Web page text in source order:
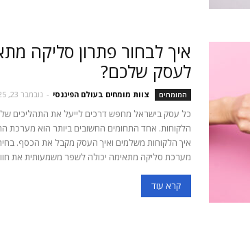
איך לבחור פתרון סליקה
לעסק שלכם?
המומחים צוות מומחים בעולם הפיננסי - נובמבר 23, 2025
כל עסק בישראל מחפש דרכים לייעל את התהליכים
הלקוחות. אחד התחומים החשובים ביותר הוא מערכת
איך הלקוחות משלמים ואיך העסק מקבל את הכסף.
מערכת סליקה מתאימה יכולה לשפר משמעותית את
קרא עוד